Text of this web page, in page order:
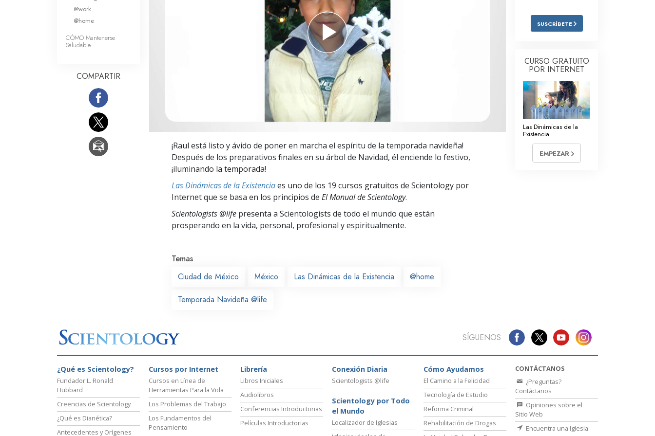
La Causa de la Supresión
Investigaciones
Los Fundamentos de la Organización
Los Fundamentos de las Relaciones
¡Raul está listo y ávido de poner en marcha el espíritu de la temporada navideña!
Después de los preparativos finales en su árbol de Navidad, él enciende lo festivo,
¡iluminando la temporada!
Las Dinámicas de la Existenciaes uno de los 19 cursos gratuitos de Scientology por
Internet que se basa en los principios de El Manual de Scientology.
Scientologists @life presenta a Scientologists de todo el mundo que están
prosperando en la vida, personal, profesional y espiritualmente.
Temas
Ciudad de México
México Las Dinámicas de la Existencia @home
Temporada Navideña @life
@work
@home
CÓMO Mantenerse
Saludable
COMPARTIR
SUSCRÍBETE
CURSO GRATUITO
POR INTERNET
Las Dinámicas de la
Existencia
EMPEZAR
SÍGUENOS
¿Qué es Scientology?
Fundador L. Ronald
Hubbard
Creencias de Scientology
¿Qué es Dianética?
Antecedentes y Orígenes
Cursos por Internet
Cursos en Línea de
Herramientas Para la Vida
Los Problemas del Trabajo
Los Fundamentos del
Pensamiento
Librería
Libros Iniciales
Audiolibros
Conferencias Introductorias
Películas Introductorias
Conexión Diaria
Scientologists @life
Scientology por Todo
el Mundo
Localizador de Iglesias
Cómo Ayudamos
El Camino a la Felicidad
Tecnología de Estudio
Reforma Criminal
Rehabilitación de Drogas
CONTÁCTANOS
¿Preguntas?
Contáctanos
Opiniones sobre el
Sitio Web
Encuentra una Iglesia